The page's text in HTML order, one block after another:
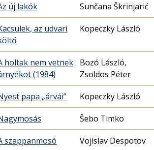
új lakók Sunčana Škrinjarić
az udvari
Kopeczky László
holtak nem vetnek
(1984)
Bozó László,
Zsoldos Péter
papa „árvái” Kopeczky László
Šebo Timko
szappanmosó Vojislav Despotov